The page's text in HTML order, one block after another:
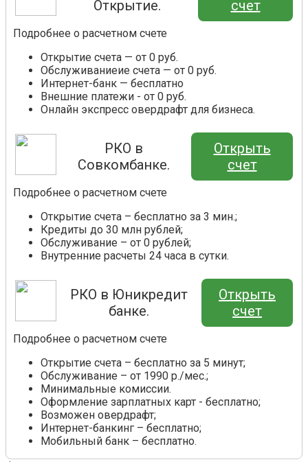
Открытие. счет
Подробнее о расчетном счете
Открытие счета — от 0 руб.
Обслуживаниеие счета — от 0 руб.
Интернет-банк — бесплатно
Внешние платежи - от 0 руб.
Онлайн экспресс овердрафт для бизнеса.
РКО в
Совкомбанке.
Открыть
счет
Подробнее о расчетном счете
Открытие счета – бесплатно за 3 мин.;
Кредиты до 30 млн рублей;
Обслуживание – от 0 рублей;
Внутренние расчеты 24 часа в сутки.
РКО в Юникредит
банке.
Открыть
счет
Подробнее о расчетном счете
Открытие счета – бесплатно за 5 минут;
Обслуживание – от 1990 р./мес.;
Минимальные комиссии.
Оформление зарплатных карт - бесплатно;
Возможен овердрафт;
Интернет-банкинг – бесплатно;
Мобильный банк – бесплатно.